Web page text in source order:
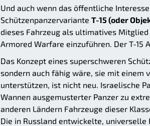
Und auch wenn das öffentliche
Schützenpanzervariante T-15 (oder
dieses Fahrzeug als ultimatives Mitglied
Armored Warfare einzuführen. Der T-15
Das Konzept eines superschweren
sondern auch fähig wäre, sie mit einem
unterstützen, ist nicht neu. Israelische
Wannen ausgemusterter Panzer zu
anderen Ländern Fahrzeuge dieser
Die in Russland entwickelte,